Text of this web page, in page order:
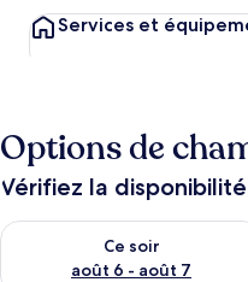
Services et
Options de
Vérifiez la
Ce soir
août 6 - août 7
Vérifier la disponibilité pour